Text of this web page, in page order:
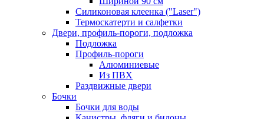
Силиконовая клеенка ("Laser")
Термоскатерти и салфетки
Двери, профиль-пороги, подложка
Подложка
Профиль-пороги
Алюминиевые
Из ПВХ
Раздвижные двери
Бочки
Бочки для воды